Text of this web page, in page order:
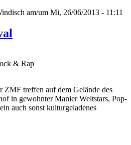
am/um Mi, 26/06/2013 - 11:11
& Rap
ZMF treffen auf dem Gelände des
in gewohnter Manier Weltstars, Pop-
auch sonst kulturgeladenes